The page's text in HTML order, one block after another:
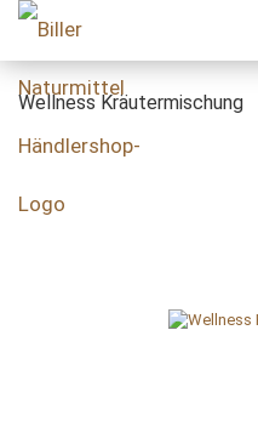
Wellness Kräutermischung